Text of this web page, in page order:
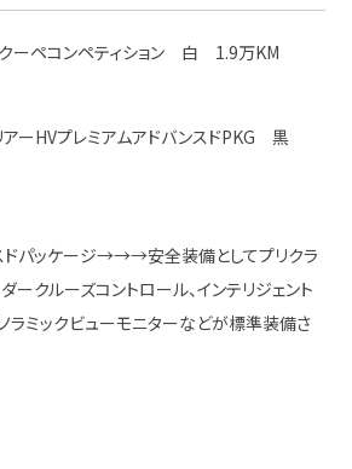
ペコンペティション 白 1.9万KM
ーHVプレミアムアドバンスドPKG 黒
ドパッケージ→→→安全装備としてプリクラ
ークルーズコントロール、インテリジェント
ラミックビューモニターなどが標準装備さ